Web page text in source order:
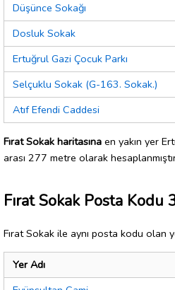
Düşünce Sokağı
Dosluk Sokak
Ertuğrul Gazi Çocuk Parkı
Selçuklu Sokak (G-163. Sokak.)
Atıf Efendi Caddesi
Fırat Sokak haritasına en yakın yer
arası 277 metre olarak
Fırat Sokak Posta Kodu
Fırat Sokak ile aynı posta kodu olan
Yer Adı